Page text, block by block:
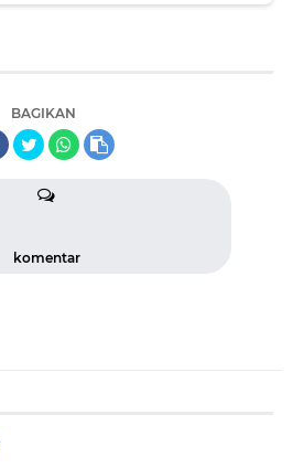
BAGIKAN
komentar